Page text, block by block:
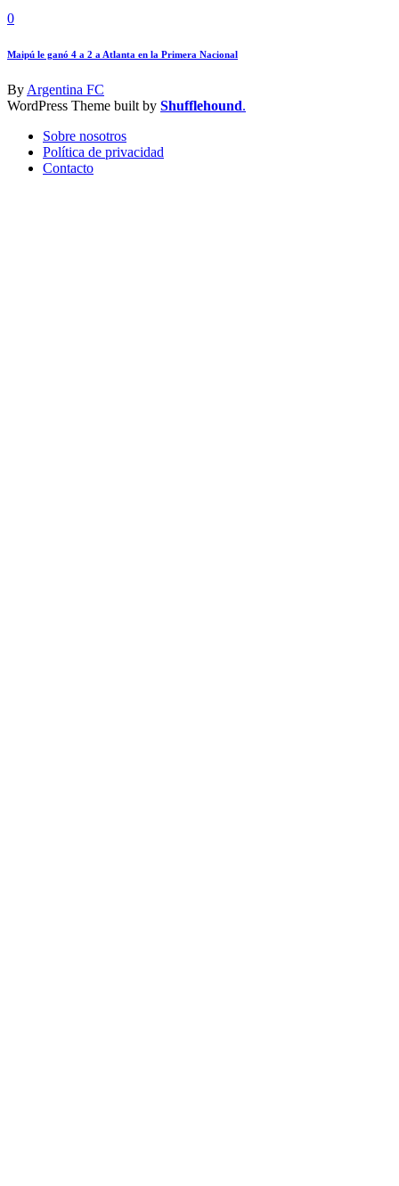
0
Maipú le ganó 4 a 2 a Atlanta en la Primera Nacional
By Argentina FC
WordPress Theme built by Shufflehound.
Sobre nosotros
Política de privacidad
Contacto